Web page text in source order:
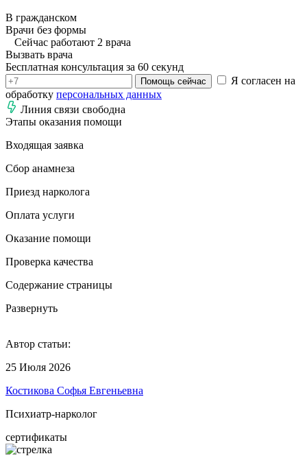
В гражданском
Врачи без формы
Сейчас работают 2 врача
Вызвать врача
Бесплатная консультация за 60 секунд
Помощь сейчас
Я согласен на
обработку персональных данных
Линия связи свободна
Этапы оказания помощи
Входящая заявка
Сбор анамнеза
Приезд нарколога
Оплата услуги
Оказание помощи
Проверка качества
Содержание страницы
Развернуть
Автор статьи:
25 Июля 2026
Костикова Софья Евгеньевна
Психиатр-нарколог
сертификаты